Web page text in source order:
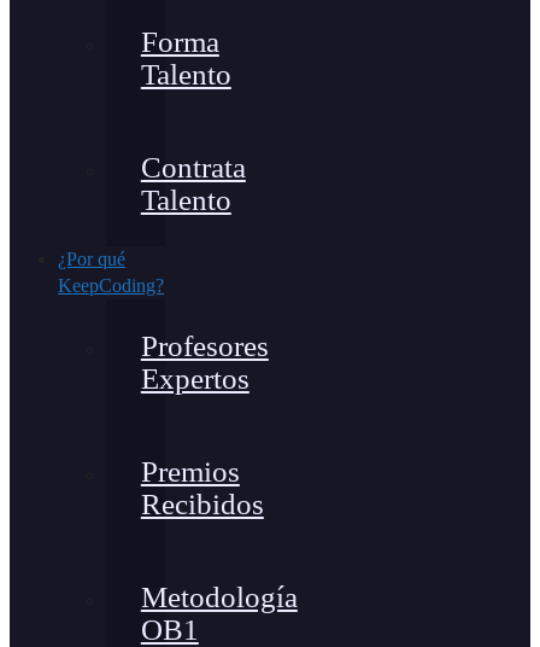
Forma
Talento
Contrata
Talento
¿Por qué
KeepCoding?
Profesores
Expertos
Premios
Recibidos
Metodología
OB1